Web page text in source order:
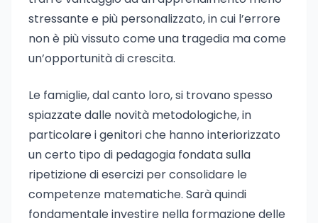
stressante e più personalizzato, in cui l’errore
non è più vissuto come una tragedia ma come
un’opportunità di crescita.
Le famiglie, dal canto loro, si trovano spesso
spiazzate dalle novità metodologiche, in
particolare i genitori che hanno interiorizzato
un certo tipo di pedagogia fondata sulla
ripetizione di esercizi per consolidare le
competenze matematiche. Sarà quindi
fondamentale investire nella formazione delle